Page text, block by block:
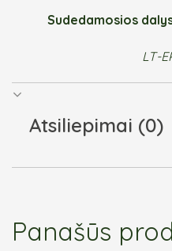
Sudedamosios
LT-
Atsiliepimai (0)
Panašūs